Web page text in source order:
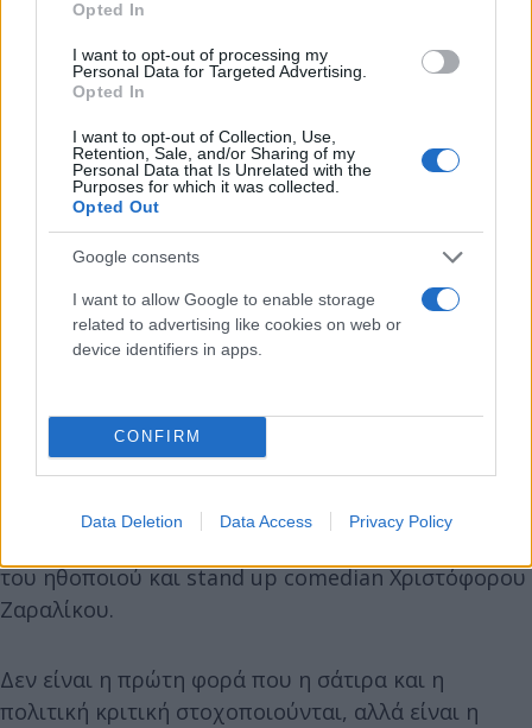
Opted In
I want to opt-out of processing my
Personal Data for Targeted Advertising.
Opted In
I want to opt-out of Collection, Use,
Retention, Sale, and/or Sharing of my
Personal Data that Is Unrelated with the
Purposes for which it was collected.
Opted Out
Google consents
I want to allow Google to enable storage
related to advertising like cookies on web or
device identifiers in apps.
CONFIRM
Data Deletion Data Access Privacy Policy
https://twitter.com/joikonomou/status/
Δήλωση του Αν. Τομεάρχη Πολιτισμού του
ΣΥΡΙΖΑ-ΠΣ Πάνου Σκουρολιάκου
Με αφορμή το περιστατικό, ο Τομεάρχης του
ΣΥΡΙΖΑ, Πάνος Σκουρολιάκος, στάθηκε στη κρίση
που περνά ο πολιτισμός στη χώρα, και τόνισε πως
δημιουργίας.
"Χθες, για άλλη μία φορά, η κοινή γνώμη
παρακολούθησε εμβρόντητη να διακόπτεται
του ηθοποιού και stand up comedian Χριστόφορου
Ζαραλίκου.
Δεν είναι η πρώτη φορά που η σάτιρα και η
πολιτική κριτική στοχοποιούνται, αλλά είναι η